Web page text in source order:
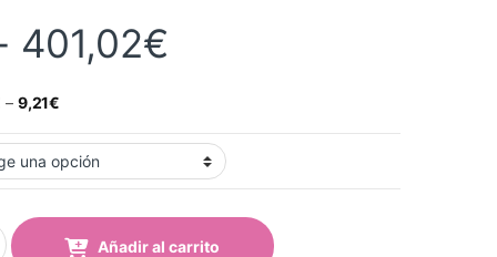
401,02€
– 9,21€
Rey (785 King Blue) quantity
Añadir al carrito